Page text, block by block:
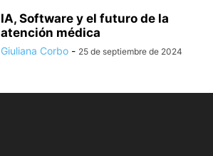
IA, Software y el futuro de la
atención médica
Giuliana Corbo - 25 de septiembre de 2024